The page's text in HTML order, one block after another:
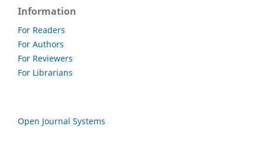
Information
For Readers
For Authors
For Reviewers
For Librarians
Open Journal Systems